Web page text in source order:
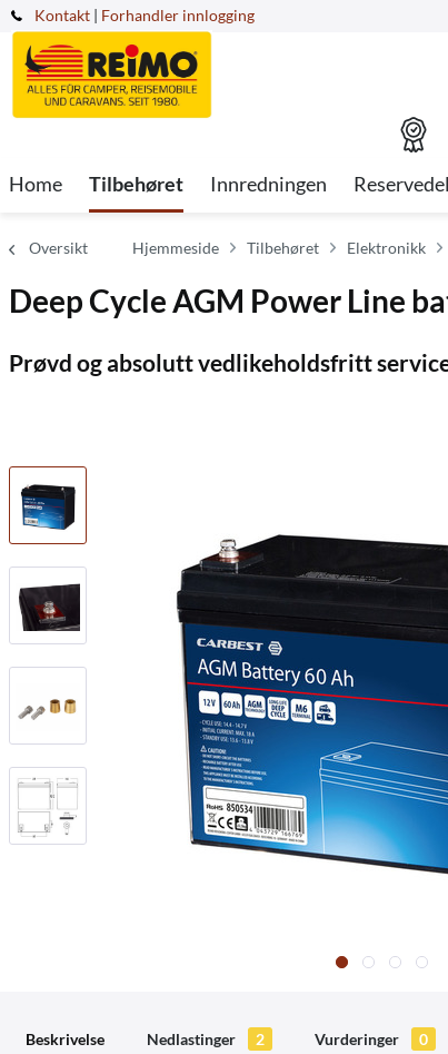
Kontakt | Forhandler innlogging
Home Tilbehøret Innredningen
Oversikt Hjemmeside Tilbehøret Elektronikk
Deep Cycle AGM Power Line
Prøvd og absolutt vedlikeholdsfritt
Beskrivelse Nedlastinger 2 Vurderinger 0